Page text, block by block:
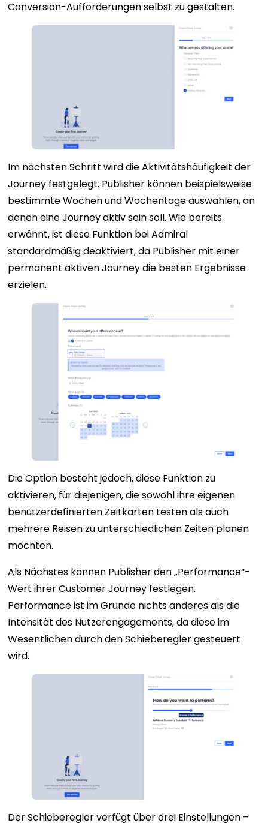
Conversion-Aufforderungen selbst zu gestalten.
Im nächsten Schritt wird die Aktivitätshäufigkeit der
Journey festgelegt. Publisher können beispielsweise
bestimmte Wochen und Wochentage auswählen, an
denen eine Journey aktiv sein soll. Wie bereits
erwähnt, ist diese Funktion bei Admiral
standardmäßig deaktiviert, da Publisher mit einer
permanent aktiven Journey die besten Ergebnisse
erzielen.
Die Option besteht jedoch, diese Funktion zu
aktivieren, für diejenigen, die sowohl ihre eigenen
benutzerdefinierten Zeitkarten testen als auch
mehrere Reisen zu unterschiedlichen Zeiten planen
möchten.
Als Nächstes können Publisher den „Performance“-
Wert ihrer Customer Journey festlegen.
Performance ist im Grunde nichts anderes als die
Intensität des Nutzerengagements, da diese im
Wesentlichen durch den Schieberegler gesteuert
wird.
Der Schieberegler verfügt über drei Einstellungen –